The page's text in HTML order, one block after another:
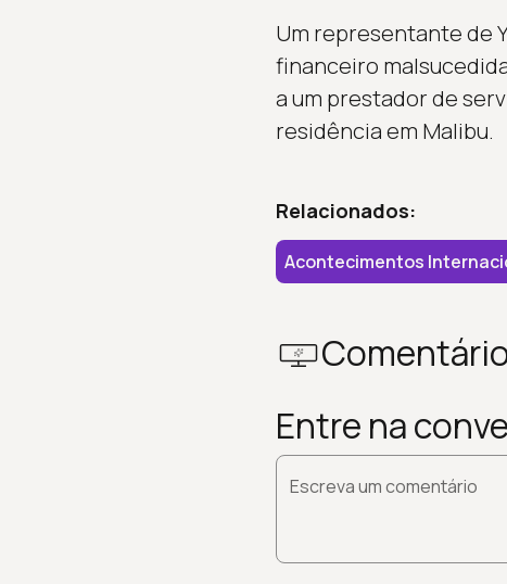
Um representante de
financeiro
a um prestador de
residência em Malibu.
Relacionados:
Acontecimentos
Entre na
Escreva um comentário